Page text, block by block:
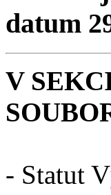
datum
V
- Statut